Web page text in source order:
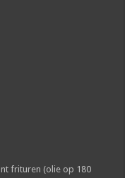
frituren (olie op 180